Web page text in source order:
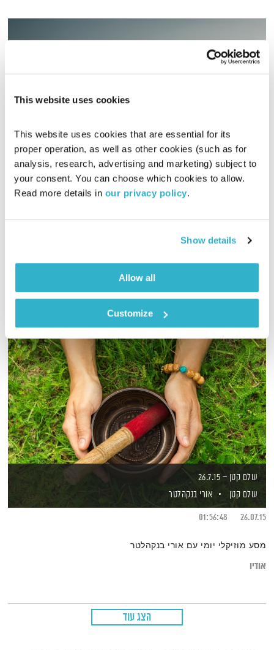
This website uses cookies
This website uses cookies that are essential for its
proper operation, as well as other cookies (such as for
analysis, research, advertising and marketing) subject to
your consent. You can choose which cookies to allow.
Read more details in our privacy policy.
Show details
Allow all
Customize
מרחב ריפוי – 2.6.23
מרחב ריפוי
אורי בנקהלטר
מרפאים
אודיו
עולם קטן – 26.7.15
עולם קטן
אורי בנקהלטר
26.07.15
01:56:48
מסע מוזיקלי יומי עם אורי בנקהלטר
אודיו
הצג עוד